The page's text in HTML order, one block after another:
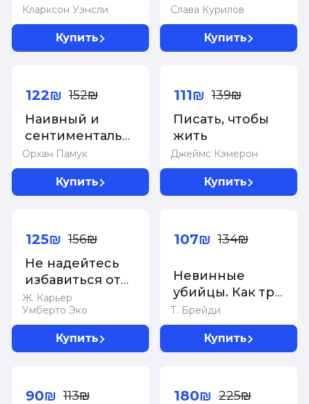
Кларксон Уэнсли
самые
жестокие и
запутанные
свидетелей
Купить
Слава Курилов
Купить
Орхан Памук
Наивный и
сентиментальный
писатель
122₪ 152₪
Купить
Джеймс Кэмерон
Писать, чтобы
жить
111₪ 139₪
Купить
Ж. Карьер
Умберто Эко
Не надейтесь
избавиться от
книг!
125₪ 156₪
Купить
Т. Брейди
Невинные
убийцы. Как три
обычные
девушки стали
кошмаром для
Второй
107₪ 134₪
Купить
90₪ 113₪ 180₪ 225₪